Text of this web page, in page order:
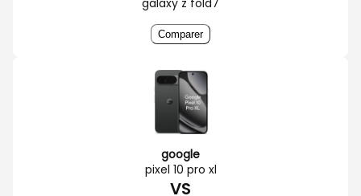
Comparer
google
pixel 10 pro xl
VS